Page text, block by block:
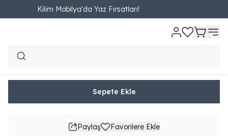
Kilim Mobilya'da Yaz Fırsatları!
Ana Sayfa TAMAMLAYICI ÜRÜN Sehpa
₺ 6,190.00
Sepete Ekle
Paylaş Favorilere Ekle